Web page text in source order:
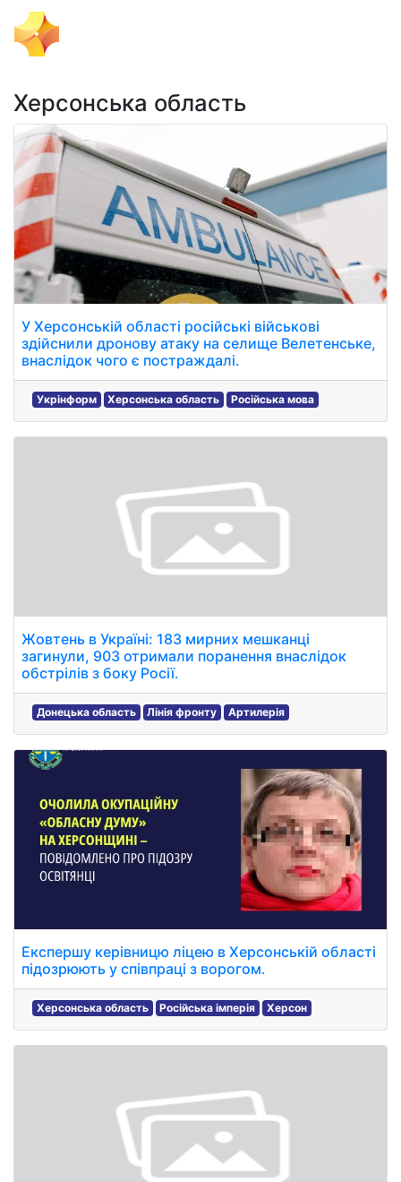
Херсонська область
У Херсонській області російські військові
здійснили дронову атаку на селище Велетенське,
внаслідок чого є постраждалі.
Укрінформ Херсонська область Російська мова
Жовтень в Україні: 183 мирних мешканці
загинули, 903 отримали поранення внаслідок
обстрілів з боку Росії.
Донецька область Лінія фронту Артилерія
Експершу керівницю ліцею в Херсонській області
підозрюють у співпраці з ворогом.
Херсонська область Російська імперія Херсон